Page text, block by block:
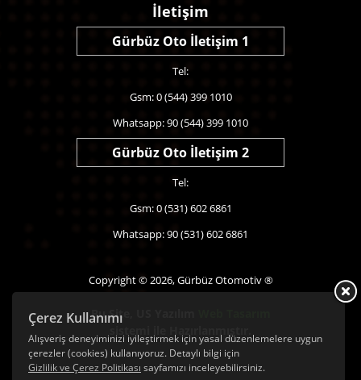
Çerez Kullanımı
Alışveriş deneyiminizi iyileştirmek için yasal düzenlemelere uygun
çerezler (cookies) kullanıyoruz. Detaylı bilgi için
Gizlilik ve Çerez Politikası sayfamızı inceleyebilirsiniz.
İletişim
Gürbüz Oto İletişim 1
Tel:
Gsm: 0 (544) 399 1010
Whatsapp: 90 (544) 399 1010
Gürbüz Oto İletişim 2
Tel:
Gsm: 0 (531) 602 6861
Whatsapp: 90 (531) 602 6861
Copyright © 2026, Gürbüz Otomotiv ®
Bu Site,